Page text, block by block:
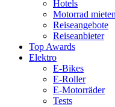
Hotels
Motorrad mieten
Reiseangebote
Reiseanbieter
Top Awards
Elektro
E-Bikes
E-Roller
E-Motorräder
Tests